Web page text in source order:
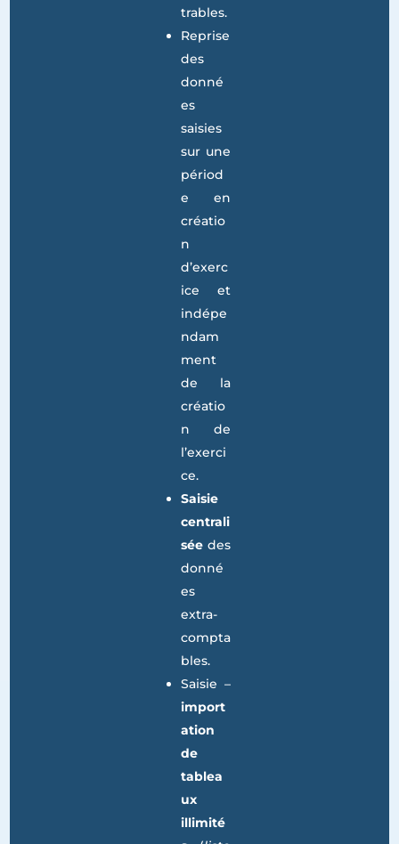
d’impo
rt –
export
paramé
trables.
Reprise
des
donné
es
saisies
sur une
périod
e en
créatio
n
d’exerc
ice et
indépe
ndam
ment
de la
créatio
n de
l’exerci
ce.
Saisie
centrali
séedes
donné
es
extra-
compta
bles.
Saisie –
import
ation